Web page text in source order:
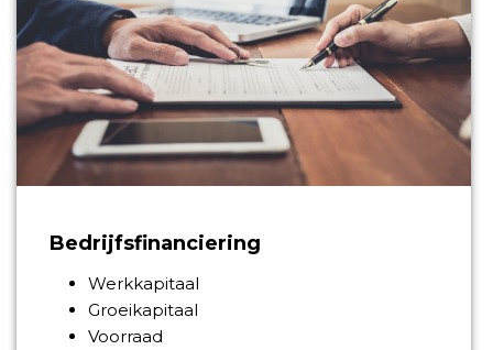
Bedrijfsfinanciering
Werkkapitaal
Groeikapitaal
Voorraad